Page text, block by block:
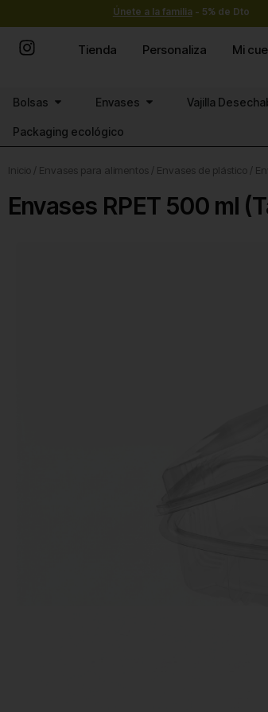
contenido
Únete a la familia- 5% de Dto
Tienda Personaliza Mi
Bolsas Abrir Bolsas
Envases Abrir Envases
Vajilla
Packaging ecológico
Inicio / Envases para alimentos / Envases de plástico /
Envases RPET 500 ml